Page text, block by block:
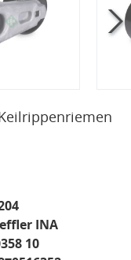
INA
10